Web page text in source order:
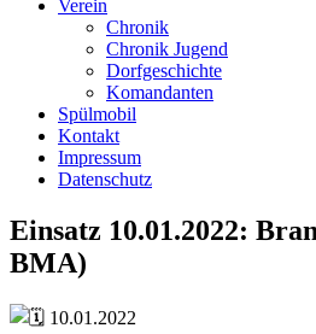
Verein
Chronik
Chronik Jugend
Dorfgeschichte
Komandanten
Spülmobil
Kontakt
Impressum
Datenschutz
Einsatz 10.01.2022:
BMA)
10.01.2022